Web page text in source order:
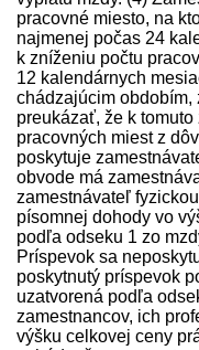
pracovné miesto, na
najmenej počas 24
k zníženiu počtu
12 kalendárnych
chádzajúcim
preukázať, že k
pracovných miest z
poskytuje
obvode má
zamest­návateľ
písomnej dohody vo
podľa odseku 1 zo
Príspevok sa
poskytnutý príspevok
uzatvorená podľa
zamestnancov, ich
výšku celkovej ceny